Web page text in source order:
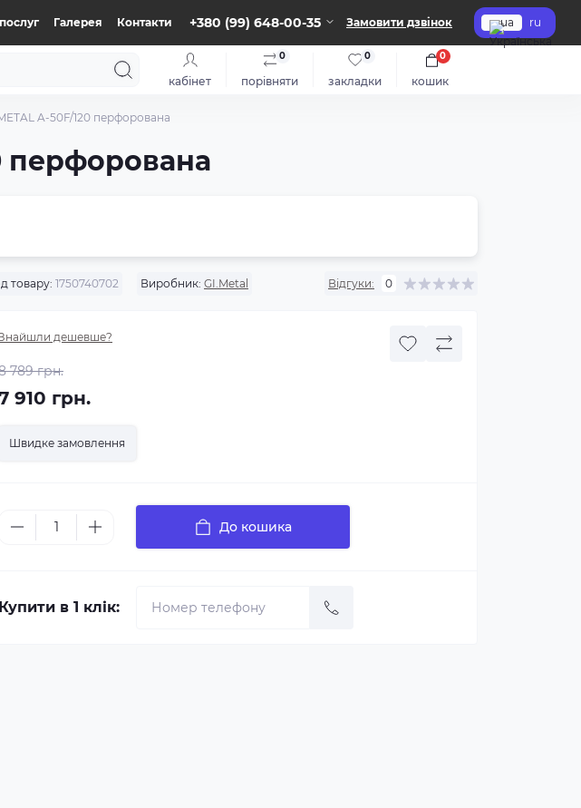
Галерея Контакти +380 (99) 648-00-35 Замовити дзвінок ua ru
кабінет порівняти
0
закладки
0
кошик
0
A-50F/120 перфорована
перфорована
товару: 1750740702 Виробник: GI.Metal Відгуки: 0
дешевше?
789 грн.
910 грн.
Швидке замовлення
До кошика
Купити в 1 клік: